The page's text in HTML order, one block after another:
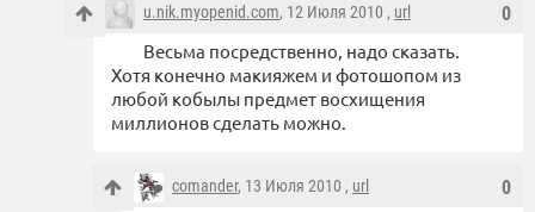
0
u.nik.myopenid.com, 12 Июля 2010 , url
Весьма посредственно, надо сказать.
Хотя конечно макияжем и фотошопом из
любой кобылы предмет восхищения
миллионов сделать можно.
0
comander, 13 Июля 2010 , url